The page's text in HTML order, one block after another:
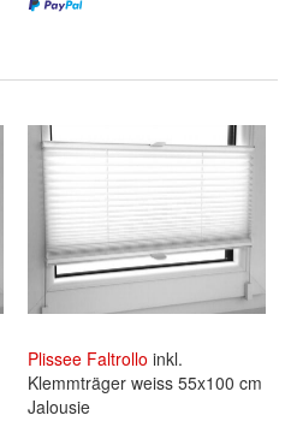
Plissee Faltrollo inkl.
Klemmträger weiss 55x100 cm
Jalousie